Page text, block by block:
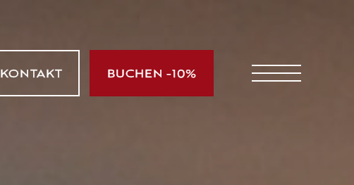
KONTAKT BUCHEN -10%